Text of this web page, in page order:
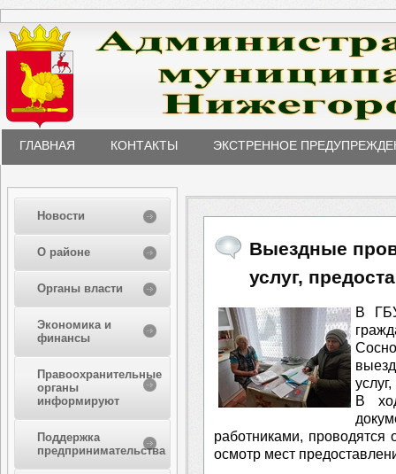
ГЛАВНАЯ КОНТАКТЫ ЭКСТРЕННОЕ
Новости
О районе
Органы власти
Экономика и
финансы
Правоохранительные
органы
информируют
Поддержка
предпринимательства
Выездные
услуг,
В
⁣В
работниками, проводятся
осмотр мест